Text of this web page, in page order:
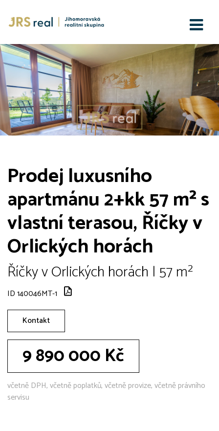
Prodej luxusního
apartmánu 2+kk 57 m² s
vlastní terasou, Říčky v
Orlických horách
Říčky v Orlických horách | 57 m²
ID 140046MT-1
Kontakt
9 890 000 Kč
včetně DPH, včetně poplatků, včetně provize, včetně právního
servisu